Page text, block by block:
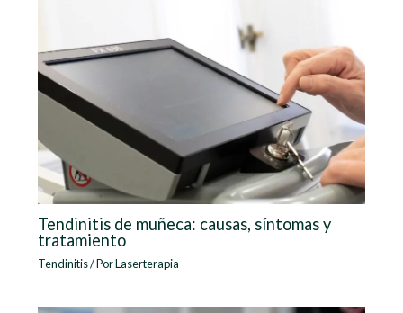
Tendinitis de muñeca: causas, síntomas y
tratamiento
Tendinitis/ PorLaserterapia